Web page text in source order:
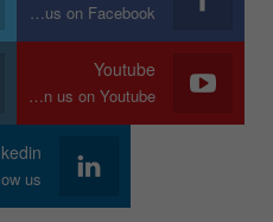
Join us on Facebook
Youtube
Join us on Youtube
us